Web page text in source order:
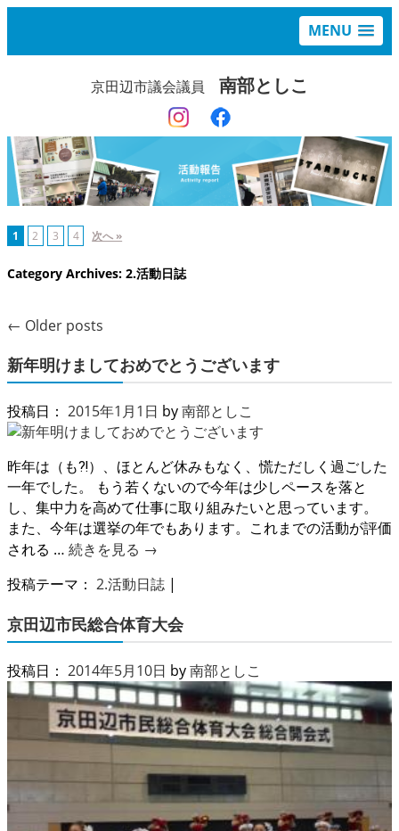
MENU
京田辺市議会議員 南部としこ
1 2 3 4 次へ »
Category Archives: 2.活動日誌
← Older posts
新年明けましておめでとうございます
投稿日： 2015年1月1日 by南部としこ
昨年は（も⁈）、ほとんど休みもなく、慌ただしく過ごした
一年でした。 もう若くないので今年は少しペースを落と
し、集中力を高めて仕事に取り組みたいと思っています。
また、今年は選挙の年でもあります。これまでの活動が評価
される … 続きを見る →
投稿テーマ： 2.活動日誌 |
京田辺市民総合体育大会
投稿日： 2014年5月10日 by南部としこ